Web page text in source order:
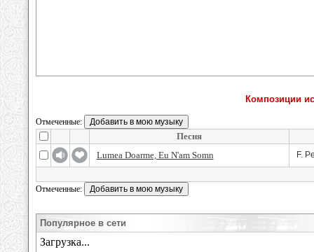
Композиции
Отмеченные:
Песня
Lumea Doarme, Eu N'am Somn
F.
Отмеченные:
Популярное в сети